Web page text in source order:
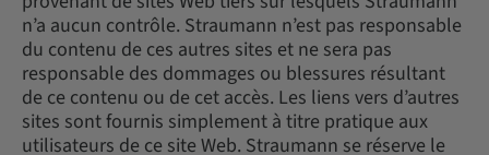
n’a aucun contrôle. Straumann n’est pas responsable
du contenu de ces autres sites et ne sera pas
responsable des dommages ou blessures résultant
de ce contenu ou de cet accès. Les liens vers d’autres
sites sont fournis simplement à titre pratique aux
utilisateurs de ce site Web. Straumann se réserve le